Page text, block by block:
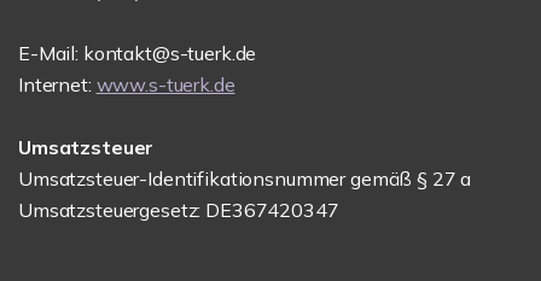
E-Mail: kontakt@s-tuerk.de
Internet: www.s-tuerk.de
Umsatzsteuer
Umsatzsteuer-Identifikationsnummer gemäß § 27 a
Umsatzsteuergesetz: DE367420347